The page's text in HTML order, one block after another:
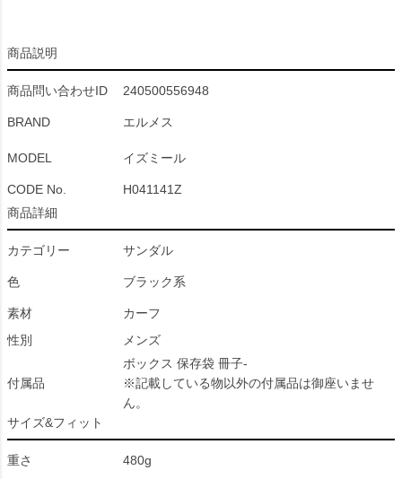
商品説明
商品問い合わせID 240500556948
BRAND エルメス
MODEL イズミール
CODE No.
H041141Z
商品詳細
カテゴリー サンダル
色 ブラック系
素材
カーフ
性別
メンズ
付属品
ボックス 保存袋 冊子-
※記載している物以外の付属品は御座いませ
ん。
サイズ&フィット
重さ
480g